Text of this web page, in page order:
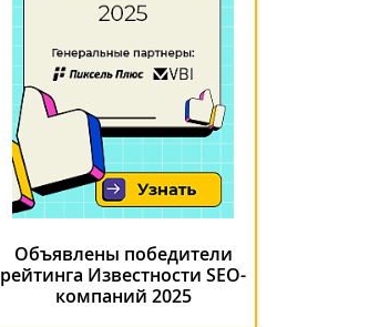
Объявлены победители
рейтинга Известности SEO-
компаний 2025